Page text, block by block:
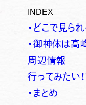
INDEX
・どこで見られ
・御神体は高
周辺情報
行ってみたい
・まとめ